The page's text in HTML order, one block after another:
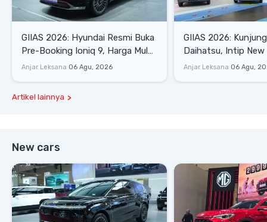
GIIAS 2026: Hyundai Resmi Buka
Pre-Booking Ioniq 9, Harga Mulai
Rp1,49 Miliar
Anjar Leksana 06 Agu, 2026
GIIAS 2026:
Daihatsu, Intip New
SE hingga Gran
Anjar Leksana 06 Agu,
Artikel lainnya
New cars